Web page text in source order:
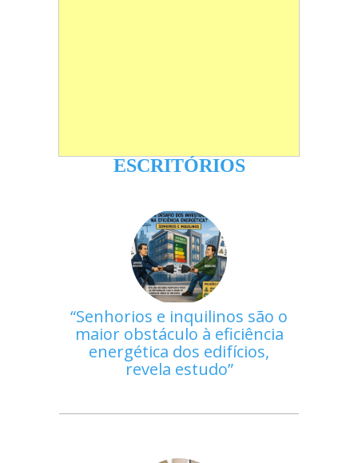
ESCRITÓRIOS
Senhorios e inquilinos são o
maior obstáculo à eficiência
energética dos edifícios,
revela estudo